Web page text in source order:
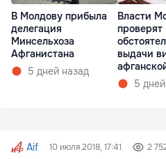
В Молдову прибыла
делегация
Минсельхоза
Афганистана
5 дней назад
Власти
проверят
выдачи
5
Aif 10 июля 2018, 17:41 2